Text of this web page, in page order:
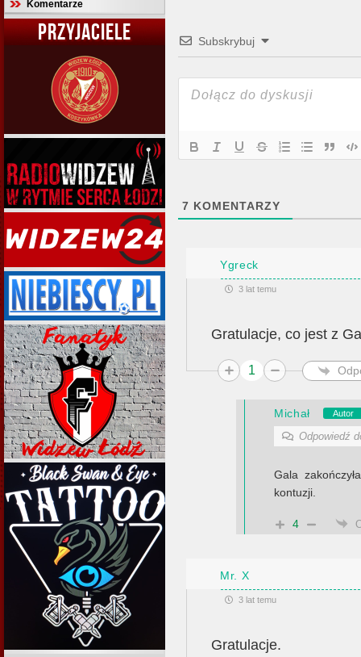
Komentarze
PRZYJACIELE Subskrybuj
7 KOMENTARZY
Ygreck
3 lat temu
Gratulacje, co jest z
1
Michał Autor
Odpowiedź
Gala
kontuzji.
4
Mr. X
3 lat temu
Gratulacje.